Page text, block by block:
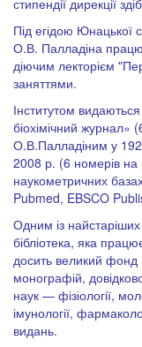
стипендії дирекції
Під егідою Юнацької
О.В. Палладіна працює
діючим лекторієм
заняттями.
Інститутом
біохімічний журнал»
О.В.Палладіним у
2008 р. (6 номерів
наукометричних
Pubmed, EBSCO
Одним із найстаріших
бібліотека, яка
досить великий фонд
монографій,
наук — фізіології,
імунології,
видань.